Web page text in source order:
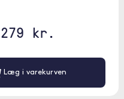
279 kr.
Læg i varekurven